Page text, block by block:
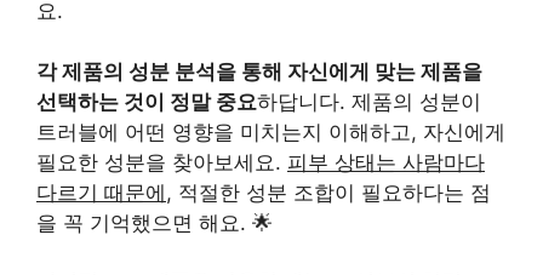
요.
각 제품의 성분 분석을 통해 자신에게 맞는 제품을
선택하는 것이 정말 중요하답니다. 제품의 성분이
트러블에 어떤 영향을 미치는지 이해하고, 자신에게
필요한 성분을 찾아보세요. 피부 상태는 사람마다
다르기 때문에 , 적절한 성분 조합이 필요하다는 점
을 꼭 기억했으면 해요. 🌟